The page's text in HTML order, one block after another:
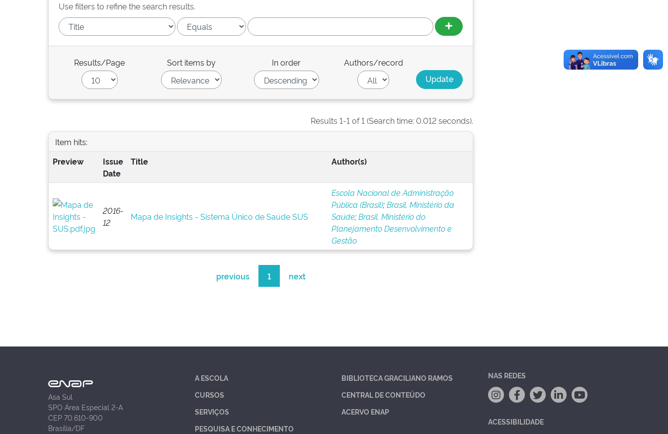
Use filters to refine the search results.
Results/Page Sort items by In order Authors/record
Results 1-1 of 1 (Search time: 0.012 seconds).
Item hits:
Preview
Issue
Date
Title Author(s)
2016-
12
Mapa de Insights - Sistema Único de Saúde SUS
Escola Nacional de Administração
Pública (Brasil);Brasil. Ministério da
Saúde;Brasil. Ministério do
Planejamento Desenvolvimento e
Gestão
previous 1 next
Asa Sul
SPO Área Especial 2-A
CEP 70.610-900
Brasília/DF
A ESCOLA
CURSOS
SERVIÇOS
PESQUISA E CONHECIMENTO
BIBLIOTECA GRACILIANO RAMOS
CENTRAL DE CONTEÚDO
ACERVO ENAP
NAS REDES
ACESSIBILIDADE